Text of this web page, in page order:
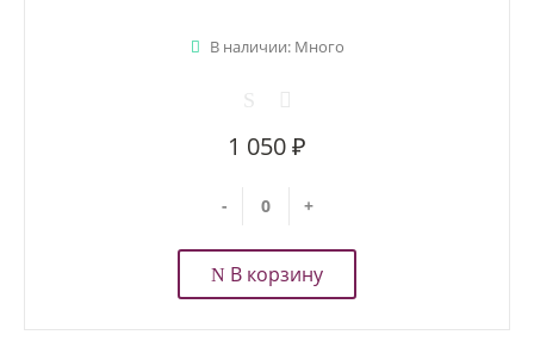
В наличии: Много
1 050 ₽
- +
В корзину